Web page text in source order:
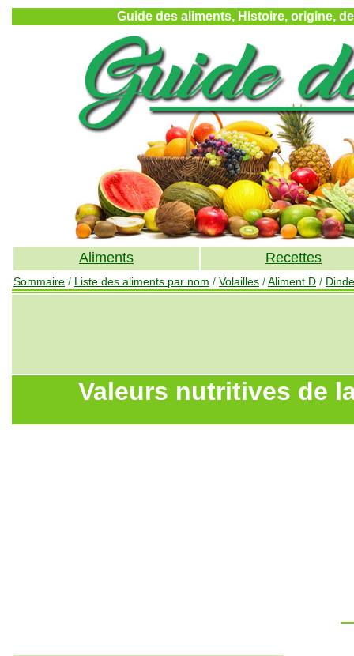
Guide des aliments, Histoire, origine,
Aliments Recettes
Sommaire / Liste des aliments par nom / Volailles /Aliment D / Dinde
Valeurs nutritives de